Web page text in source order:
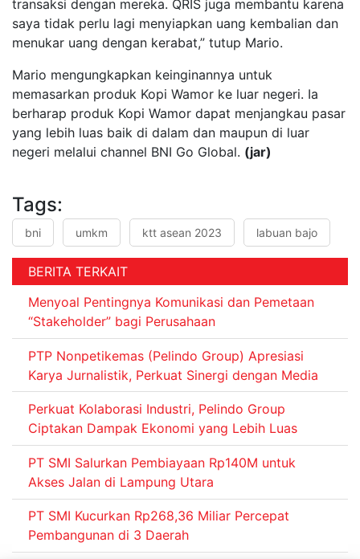
transaksi dengan mereka. QRIS juga membantu karena
saya tidak perlu lagi menyiapkan uang kembalian dan
menukar uang dengan kerabat,” tutup Mario.
Mario mengungkapkan keinginannya untuk
memasarkan produk Kopi Wamor ke luar negeri. Ia
berharap produk Kopi Wamor dapat menjangkau pasar
yang lebih luas baik di dalam dan maupun di luar
negeri melalui channel BNI Go Global. (jar)
Tags:
bni umkm ktt asean 2023 labuan bajo
BERITA TERKAIT
Menyoal Pentingnya Komunikasi dan Pemetaan
“Stakeholder” bagi Perusahaan
PTP Nonpetikemas (Pelindo Group) Apresiasi
Karya Jurnalistik, Perkuat Sinergi dengan Media
Perkuat Kolaborasi Industri, Pelindo Group
Ciptakan Dampak Ekonomi yang Lebih Luas
PT SMI Salurkan Pembiayaan Rp140M untuk
Akses Jalan di Lampung Utara
PT SMI Kucurkan Rp268,36 Miliar Percepat
Pembangunan di 3 Daerah